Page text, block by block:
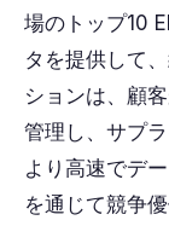
場のトップ10
タを提供して
ションは、顧
管理し、サプ
より高速でデ
を通じて競争